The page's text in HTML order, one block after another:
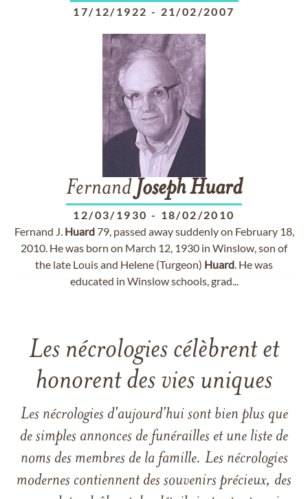
17/12/1922 - 21/02/2007
Fernand JosephHuard
12/03/1930 - 18/02/2010
Fernand J. Huard79, passed away suddenly on February 18,
2010. He was born on March 12, 1930 in Winslow, son of
the late Louis and Helene (Turgeon) Huard. He was
educated in Winslow schools, grad...
Les nécrologies célèbrent et
honorent des vies uniques
Les nécrologies d'aujourd'hui sont bien plus que
de simples annonces de funérailles et une liste de
noms des membres de la famille. Les nécrologies
modernes contiennent des souvenirs précieux, des